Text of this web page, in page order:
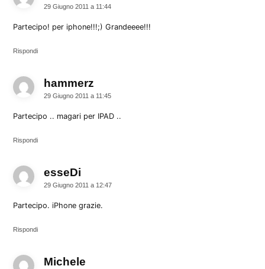
29 Giugno 2011 a 11:44
Partecipo! per iphone!!!;) Grandeeee!!!
Rispondi
hammerz
29 Giugno 2011 a 11:45
Partecipo .. magari per IPAD ..
Rispondi
esseDi
29 Giugno 2011 a 12:47
Partecipo. iPhone grazie.
Rispondi
Michele